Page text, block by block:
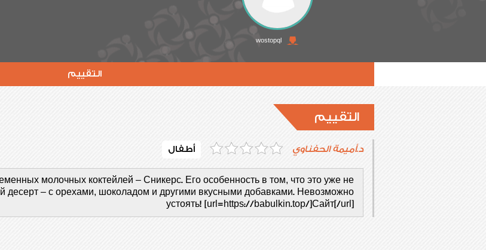
wostopql
التقييم
التقييم
د.أميمة الحفناوي أطفال
молочных коктейлей – Сникерс. Его особенность в том, что это уже не
десерт – с орехами, шоколадом и другими вкусными добавками. Невозможно
устоять! [url=https://babulkin.top/]Сайт[/url]